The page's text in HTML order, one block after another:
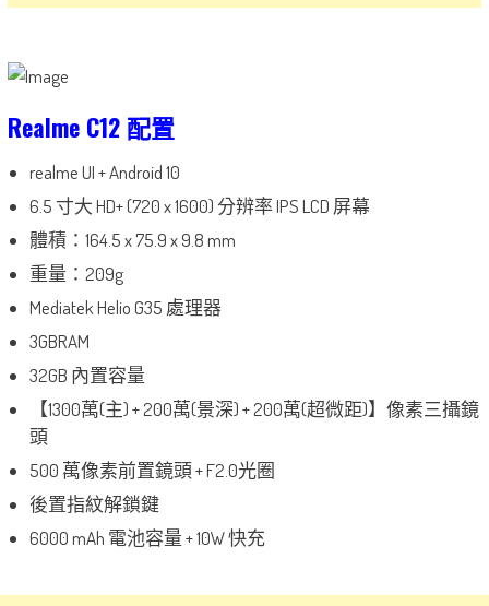
Realme C12 配置
realme UI + Android 10
6.5 寸大 HD+ (720 x 1600)分辨率 IPS LCD 屏幕
體積：164.5 x 75.9 x 9.8 mm
重量：209g
Mediatek Helio G35 處理器
3GBRAM
32GB 內置容量
【1300萬(主) + 200萬(景深) + 200萬(超微距)】像素三攝鏡
頭
500 萬像素前置鏡頭 + F2.0光圈
後置指紋解鎖鍵
6000 mAh 電池容量 + 10W 快充